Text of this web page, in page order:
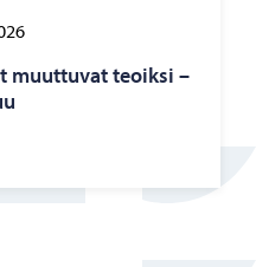
muut­tu­vat teoik­si –